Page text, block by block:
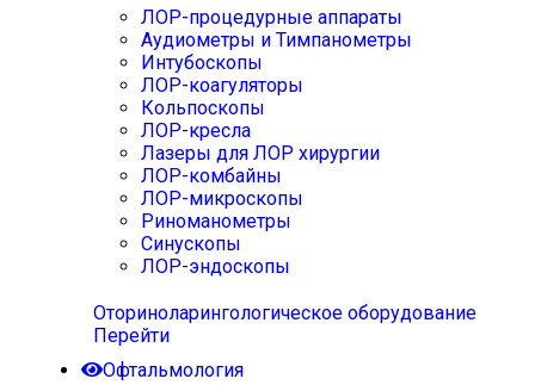
ЛОР-процедурные аппараты
Аудиометры и Тимпанометры
Интубоскопы
ЛОР-коагуляторы
Кольпоскопы
ЛОР-кресла
Лазеры для ЛОР хирургии
ЛОР-комбайны
ЛОР-микроскопы
Риноманометры
Синускопы
ЛОР-эндоскопы
Оториноларингологическое оборудование
Перейти
Офтальмология